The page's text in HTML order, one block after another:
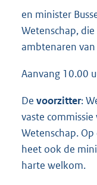
en minister
Wetenschap,
ambtenaren
Aanvang 10.00
De voorzitter:
vaste
Wetenschap.
heet ook de
harte welkom.